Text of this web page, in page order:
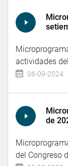
actividades
06-09-2024
de
del Congreso